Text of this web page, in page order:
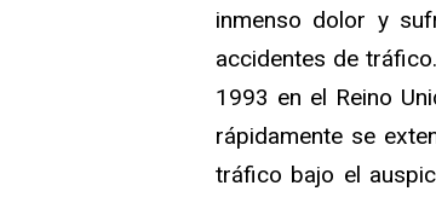
inmenso dolor y
accidentes de
1993 en el Reino
rápidamente se
tráfico bajo el